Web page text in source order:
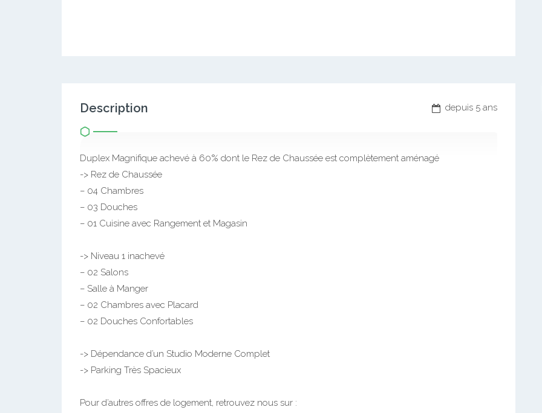
depuis 5 ans
Description
Duplex Magnifique achevé à 60% dont le Rez de Chaussée est complètement aménagé
-> Rez de Chaussée
– 04 Chambres
– 03 Douches
– 01 Cuisine avec Rangement et Magasin
-> Niveau 1 inachevé
– 02 Salons
– Salle à Manger
– 02 Chambres avec Placard
– 02 Douches Confortables
-> Dépendance d’un Studio Moderne Complet
-> Parking Très Spacieux
Pour d’autres offres de logement, retrouvez nous sur :